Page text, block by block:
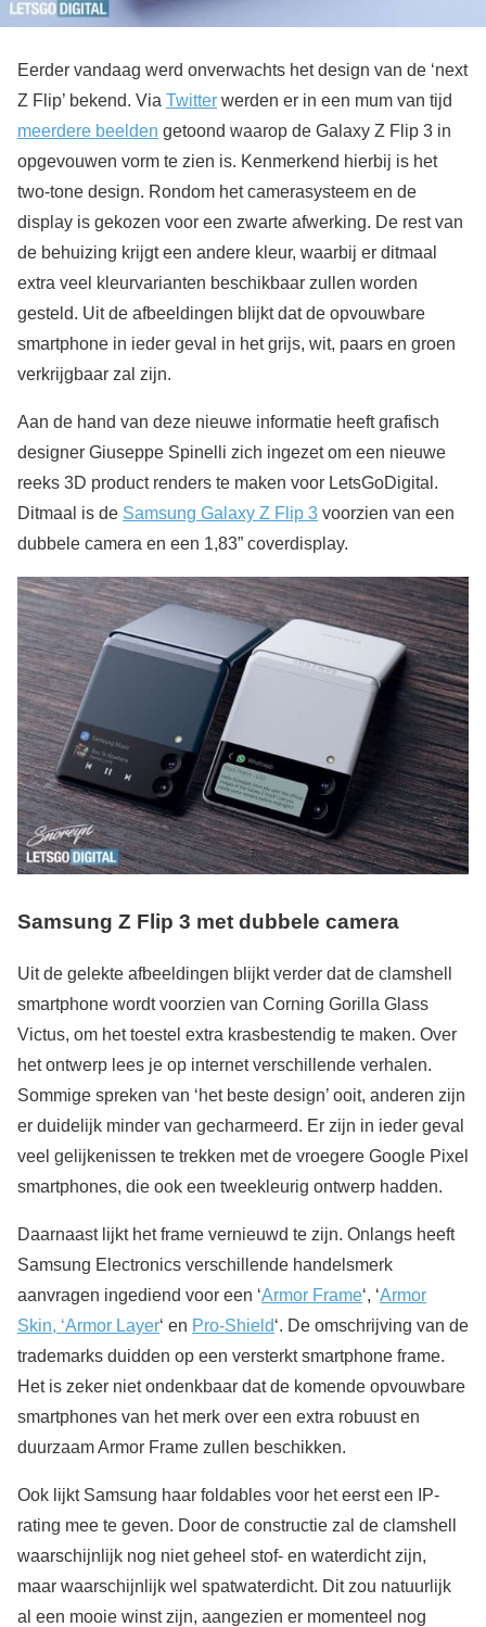
Eerder vandaag werd onverwachts het design van de ‘next
Z Flip’ bekend. Via Twitter werden er in een mum van tijd
meerdere beelden getoond waarop de Galaxy Z Flip 3 in
opgevouwen vorm te zien is. Kenmerkend hierbij is het
two-tone design. Rondom het camerasysteem en de
display is gekozen voor een zwarte afwerking. De rest van
de behuizing krijgt een andere kleur, waarbij er ditmaal
extra veel kleurvarianten beschikbaar zullen worden
gesteld. Uit de afbeeldingen blijkt dat de opvouwbare
smartphone in ieder geval in het grijs, wit, paars en groen
verkrijgbaar zal zijn.
Aan de hand van deze nieuwe informatie heeft grafisch
designer Giuseppe Spinelli zich ingezet om een nieuwe
reeks 3D product renders te maken voor LetsGoDigital.
Ditmaal is de Samsung Galaxy Z Flip 3 voorzien van een
dubbele camera en een 1,83” coverdisplay.
Samsung Z Flip 3 met dubbele camera
Uit de gelekte afbeeldingen blijkt verder dat de clamshell
smartphone wordt voorzien van Corning Gorilla Glass
Victus, om het toestel extra krasbestendig te maken. Over
het ontwerp lees je op internet verschillende verhalen.
Sommige spreken van ‘het beste design’ ooit, anderen zijn
er duidelijk minder van gecharmeerd. Er zijn in ieder geval
veel gelijkenissen te trekken met de vroegere Google Pixel
smartphones, die ook een tweekleurig ontwerp hadden.
Daarnaast lijkt het frame vernieuwd te zijn. Onlangs heeft
Samsung Electronics verschillende handelsmerk
aanvragen ingediend voor een ‘Armor Frame‘, ‘Armor
Skin, ‘Armor Layer‘ en Pro-Shield‘. De omschrijving van de
trademarks duidden op een versterkt smartphone frame.
Het is zeker niet ondenkbaar dat de komende opvouwbare
smartphones van het merk over een extra robuust en
duurzaam Armor Frame zullen beschikken.
Ook lijkt Samsung haar foldables voor het eerst een IP-
rating mee te geven. Door de constructie zal de clamshell
waarschijnlijk nog niet geheel stof- en waterdicht zijn,
maar waarschijnlijk wel spatwaterdicht. Dit zou natuurlijk
al een mooie winst zijn, aangezien er momenteel nog